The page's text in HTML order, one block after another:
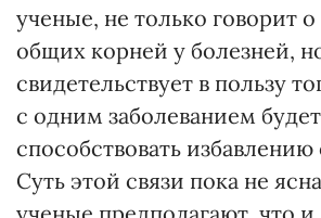
ученые, не только говорит
общих корней у болезней,
свидетельствует в пользу
с одним заболеванием будет
способствовать избавлению
Суть этой связи пока не